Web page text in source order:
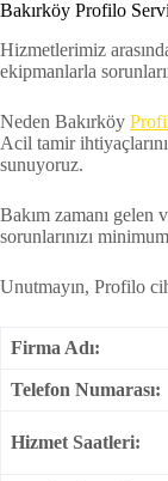
Bakırköy Profilo
Hizmetlerimiz
ekipmanlarla
Neden Bakırköy
Acil tamir
sunuyoruz.
Bakım zamanı gelen
sorunlarınızı
Unutmayın, Profilo
Firma Adı:
Telefon Numarası:
Hizmet Saatleri: